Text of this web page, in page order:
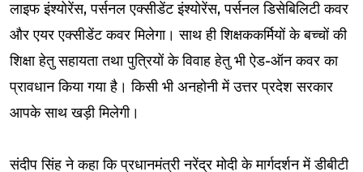
लाइफ इंश्योरेंस, पर्सनल एक्सीडेंट इंश्योरेंस, पर्सनल डिसेबिलिटी कवर
और एयर एक्सीडेंट कवर मिलेगा। साथ ही शिक्षककर्मियों के बच्चों की
शिक्षा हेतु सहायता तथा पुत्रियों के विवाह हेतु भी ऐड-ऑन कवर का
प्रावधान किया गया है। किसी भी अनहोनी में उत्तर प्रदेश सरकार
आपके साथ खड़ी मिलेगी।
संदीप सिंह ने कहा कि प्रधानमंत्री नरेंद्र मोदी के मार्गदर्शन में डीबीटी